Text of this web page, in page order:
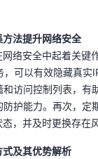
法提升网络安全
络安全中起着关键
，可以有效隐藏真实
和访问控制列表，有
防护能力。再次，定
，并及时更换存在
及其优势解析